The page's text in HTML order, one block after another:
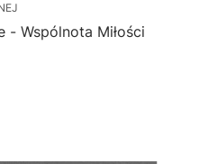
- Wspólnota Miłości